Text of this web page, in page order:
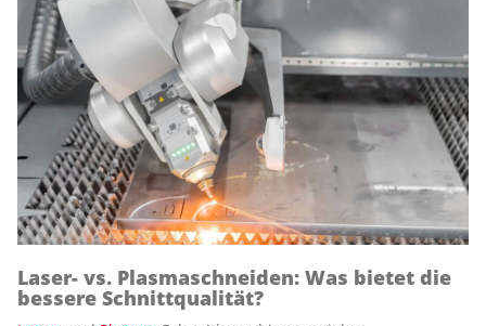
Laser- vs. Plasmaschneiden: Was bietet die
bessere Schnittqualität?